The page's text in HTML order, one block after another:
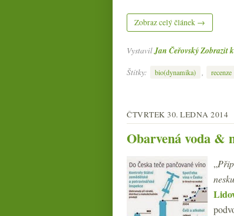
Zobraz celý článek →
VystavilJan ČeřovskýZobrazit
Štítky:
bio(dynamika) recenze
ČTVRTEK 30. LEDNA 2014
Obarvená voda &
„